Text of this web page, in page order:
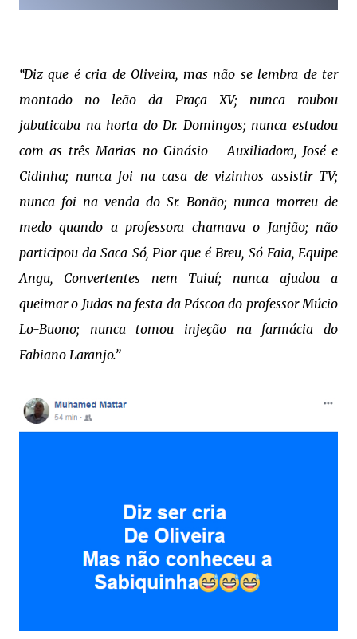
“Diz que é cria de Oliveira, mas não se lembra de ter
montado no leão da Praça XV; nunca roubou
jabuticaba na horta do Dr. Domingos; nunca estudou
com as três Marias no Ginásio - Auxiliadora, José e
Cidinha; nunca foi na casa de vizinhos assistir TV;
nunca foi na venda do Sr. Bonão; nunca morreu de
medo quando a professora chamava o Janjão; não
participou da Saca Só, Pior que é Breu, Só Faia, Equipe
Angu, Convertentes nem Tuiuí; nunca ajudou a
queimar o Judas na festa da Páscoa do professor Múcio
Lo-Buono; nunca tomou injeção na farmácia do
Fabiano Laranjo.”